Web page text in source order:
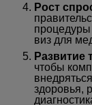
Рост
виз для
чтобы
здоровья,